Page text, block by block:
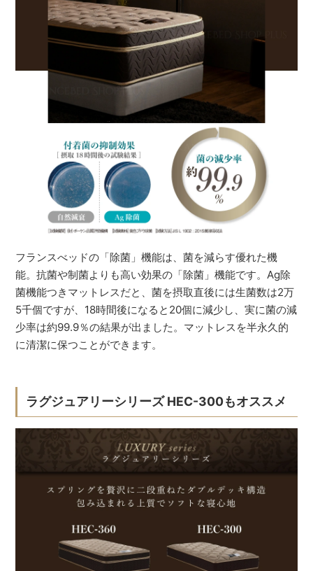
フランスべッドの「除菌」機能は、菌を減らす優れた機
能。抗菌や制菌よりも高い効果の「除菌」機能です。Ag除
菌機能つきマットレスだと、菌を摂取直後には生菌数は2万
5千個ですが、18時間後になると20個に減少し、実に菌の減
少率は約99.9％の結果が出ました。マットレスを半永久的
に清潔に保つことができます。
ラグジュアリーシリーズ HEC-300もオススメ